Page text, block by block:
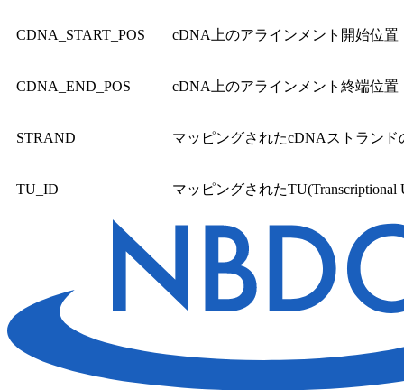
CDNA_START_POS cDNA上のアラインメント開始位置
CDNA_END_POS cDNA上のアラインメント終端位置
STRAND マッピングされたcDNAストランド
TU_ID マッピングされたTU(Transcriptional